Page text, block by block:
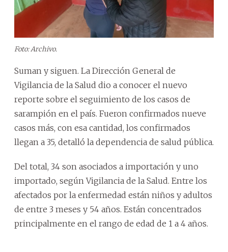
Foto: Archivo.
Suman y siguen. La Dirección General de
Vigilancia de la Salud dio a conocer el nuevo
reporte sobre el seguimiento de los casos de
sarampión en el país. Fueron confirmados nueve
casos más, con esa cantidad, los confirmados
llegan a 35, detalló la dependencia de salud pública.
Del total, 34 son asociados a importación y uno
importado, según Vigilancia de la Salud. Entre los
afectados por la enfermedad están niños y adultos
de entre 3 meses y 54 años. Están concentrados
principalmente en el rango de edad de 1 a 4 años.